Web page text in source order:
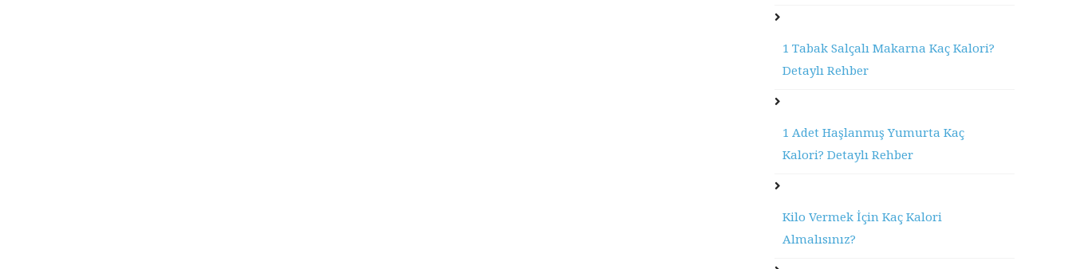
1 Tabak Salçalı Makarna Kaç Kalori?
Detaylı Rehber
1 Adet Haşlanmış Yumurta Kaç
Kalori? Detaylı Rehber
Kilo Vermek İçin Kaç Kalori
Almalısınız?